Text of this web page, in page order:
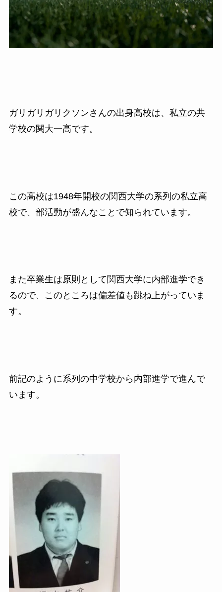
ガリガリガリクソンさんの出身高校は、私立の共
学校の関大一高です。
この高校は1948年開校の関西大学の系列の私立高
校で、部活動が盛んなことで知られています。
また卒業生は原則として関西大学に内部進学でき
るので、このところは偏差値も跳ね上がっていま
す。
前記のように系列の中学校から内部進学で進んで
います。